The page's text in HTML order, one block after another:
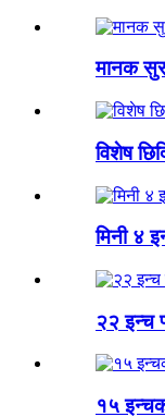
मानक
विशेष
मिनी ४
२२ इन्च
१५